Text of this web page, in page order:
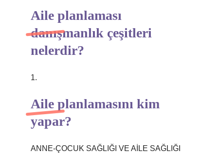
Aile planlaması
danışmanlık çeşitleri
nelerdir?
1.
Aile planlamasını kim
yapar?
ANNE-ÇOCUK SAĞLIĞI VE AİLE SAĞLIĞI